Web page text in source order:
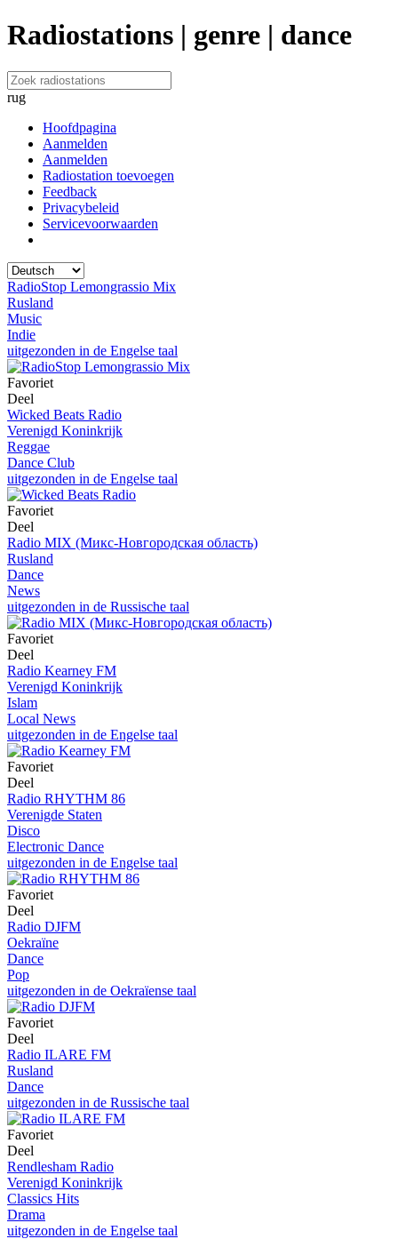
Radiostations | genre | dance
rug
Hoofdpagina
Aanmelden
Aanmelden
Radiostation toevoegen
Feedback
Privacybeleid
Servicevoorwaarden
RadioStop Lemongrassio Mix
Rusland
Music
Indie
uitgezonden in de Engelse taal
Favoriet
Deel
Wicked Beats Radio
Verenigd Koninkrijk
Reggae
Dance Club
uitgezonden in de Engelse taal
Favoriet
Deel
Radio MIX (Микс-Новгородская область)
Rusland
Dance
News
uitgezonden in de Russische taal
Favoriet
Deel
Radio Kearney FM
Verenigd Koninkrijk
Islam
Local News
uitgezonden in de Engelse taal
Favoriet
Deel
Radio RHYTHM 86
Verenigde Staten
Disco
Electronic Dance
uitgezonden in de Engelse taal
Favoriet
Deel
Radio DJFM
Oekraïne
Dance
Pop
uitgezonden in de Oekraïense taal
Favoriet
Deel
Radio ILARE FM
Rusland
Dance
uitgezonden in de Russische taal
Favoriet
Deel
Rendlesham Radio
Verenigd Koninkrijk
Classics Hits
Drama
uitgezonden in de Engelse taal